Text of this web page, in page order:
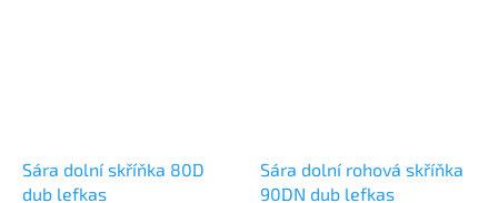
Sára dolní skříňka 80D
dub lefkas
Sára dolní rohová skříňka
90DN dub lefkas